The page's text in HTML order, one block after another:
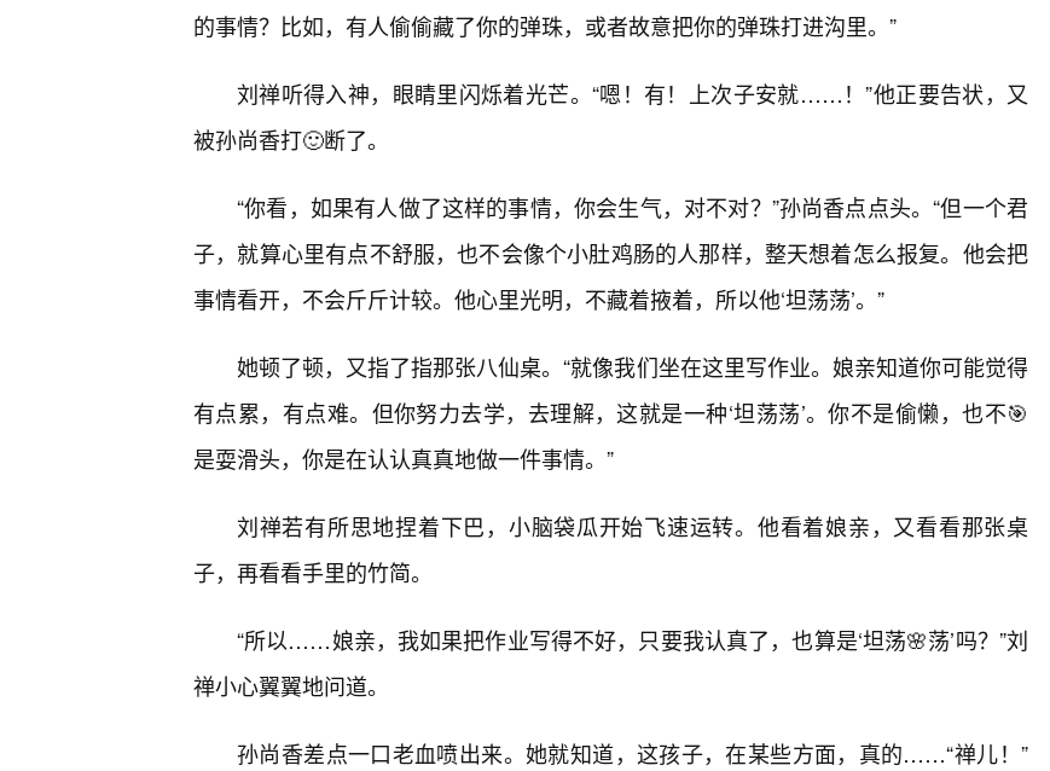
的事情？比如，有人偷偷藏了你的弹珠，或者故意把你的弹珠打进沟里。”
刘禅听得入神，眼睛里闪烁着光芒。“嗯！有！上次子安就……！”他正要告状，又
被孙尚香打🙂断了。
“你看，如果有人做了这样的事情，你会生气，对不对？”孙尚香点点头。“但一个君
子，就算心里有点不舒服，也不会像个小肚鸡肠的人那样，整天想着怎么报复。他会把
事情看开，不会斤斤计较。他心里光明，不藏着掖着，所以他‘坦荡荡’。”
她顿了顿，又指了指那张八仙桌。“就像我们坐在这里写作业。娘亲知道你可能觉得
有点累，有点难。但你努力去学，去理解，这就是一种‘坦荡荡’。你不是偷懒，也不🎯
是耍滑头，你是在认认真真地做一件事情。”
刘禅若有所思地捏着下巴，小脑袋瓜开始飞速运转。他看着娘亲，又看看那张桌
子，再看看手里的竹简。
“所以……娘亲，我如果把作业写得不好，只要我认真了，也算是‘坦荡🌸荡’吗？”刘
禅小心翼翼地问道。
孙尚香差点一口老血喷出来。她就知道，这孩子，在某些方面，真的……“禅儿！”